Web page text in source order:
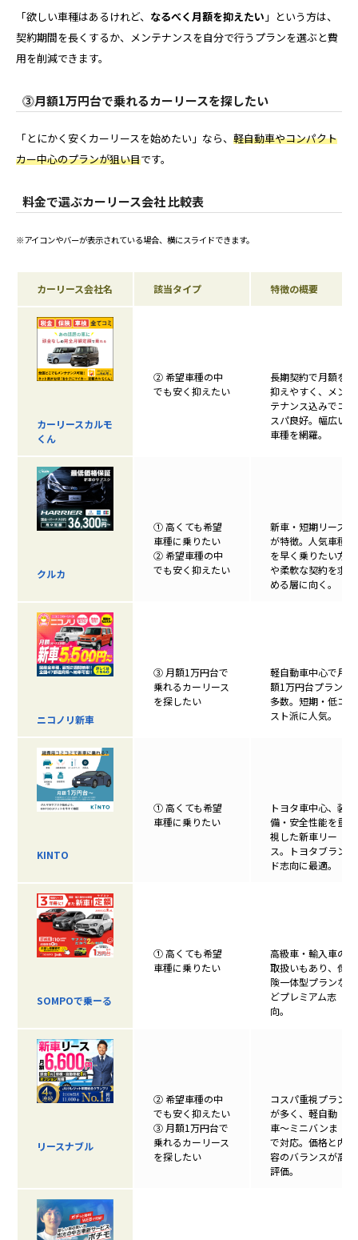
「欲しい車種はあるけれど、 なるべく月額を抑えたい 」という方は、
契約期間を長くするか、メンテナンスを自分で行うプランを選ぶと費
用を削減できます。
⓷月額1万円台で乗れるカーリースを探したい
「とにかく安くカーリースを始めたい」なら、 軽自動車やコンパクト
カー中心のプランが狙い目です。
料金で選ぶカーリース会社 比較表
※アイコンやバーが表示されている場合、横にスライドできます。
カーリース会社名 該当タイプ 特徴の概要
カーリースカルモ
くん
② 希望車種の中
でも安く抑えたい
長期契約で月額を
抑えやすく、メン
テナンス込みでコ
スパ良好。幅広い
車種を網羅。
クルカ
① 高くても希望
車種に乗りたい
② 希望車種の中
でも安く抑えたい
新車・短期リース
が特徴。人気車種
を早く乗りたい方
や柔軟な契約を求
める層に向く。
ニコノリ新車
③ 月額1万円台で
乗れるカーリース
を探したい
軽自動車中心で月
額1万円台プラン
多数。短期・低コ
スト派に人気。
KINTO
① 高くても希望
車種に乗りたい
トヨタ車中心、装
備・安全性能を重
視した新車リー
ス。トヨタブラン
ド志向に最適。
SOMPOで乗ーる
① 高くても希望
車種に乗りたい
高級車・輸入車の
取扱いもあり、保
険一体型プランな
どプレミアム志
向。
リースナブル
② 希望車種の中
でも安く抑えたい
③ 月額1万円台で
乗れるカーリース
を探したい
コスパ重視プラン
が多く、軽自動
車〜ミニバンま
で対応。価格と内
容のバランスが高
評価。